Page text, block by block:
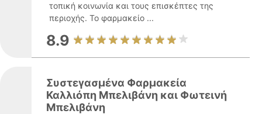
τοπική κοινωνία και τους επισκέπτες της
περιοχής. Το φαρμακείο ...
8.9
Συστεγασμένα Φαρμακεία
Καλλιόπη Μπελιβάνη και Φωτεινή
Μπελιβάνη